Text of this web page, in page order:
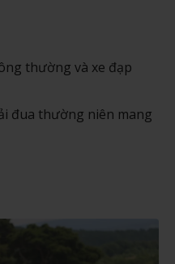
thường và xe đạp
đua thường niên mang